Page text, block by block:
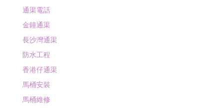
通渠電話
金鐘通渠
長沙灣通渠
防水工程
香港仔通渠
馬桶安裝
馬桶維修